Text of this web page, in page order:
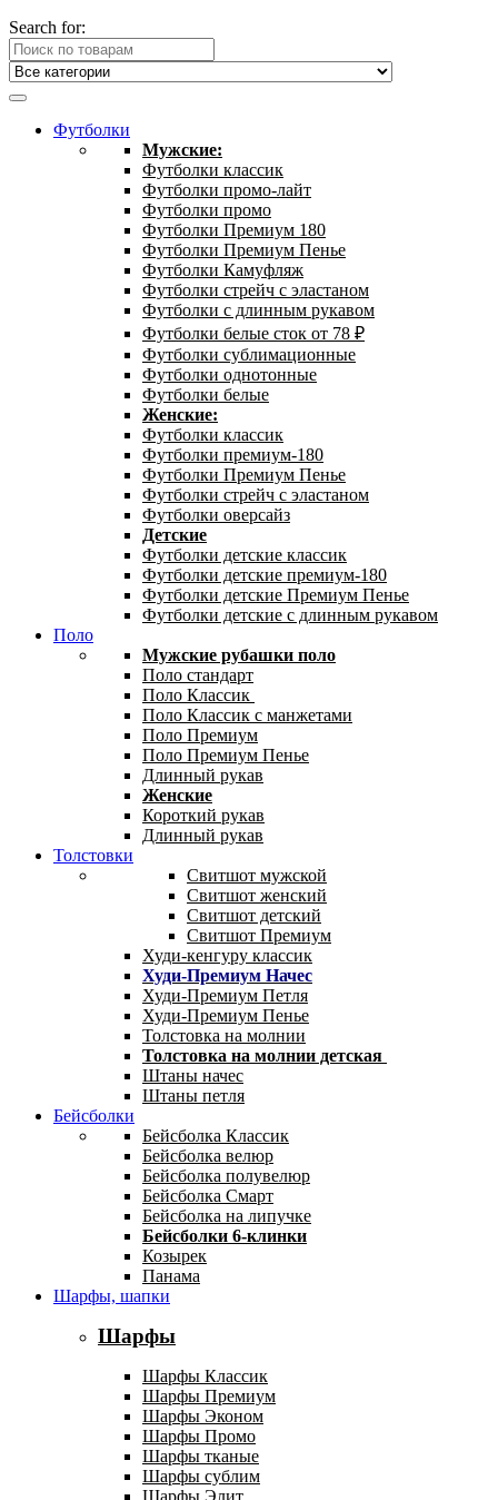
Search for:
Футболки
Мужские:
Футболки классик
Футболки промо-лайт
Футболки промо
Футболки Премиум 180
Футболки Премиум Пенье
Футболки Камуфляж
Футболки стрейч с эластаном
Футболки с длинным рукавом
Футболки белые сток от 78 ₽
Футболки сублимационные
Футболки однотонные
Футболки белые
Женские:
Футболки классик
Футболки премиум-180
Футболки Премиум Пенье
Футболки стрейч с эластаном
Футболки оверсайз
Детские
Футболки детские классик
Футболки детские премиум-180
Футболки детские Премиум Пенье
Футболки детские с длинным рукавом
Поло
Мужские рубашки поло
Поло стандарт
Поло Классик
Поло Классик с манжетами
Поло Премиум
Поло Премиум Пенье
Длинный рукав
Женские
Короткий рукав
Длинный рукав
Толстовки
Свитшот мужской
Свитшот женский
Свитшот детский
Свитшот Премиум
Худи-кенгуру классик
Худи-Премиум Начес
Худи-Премиум Петля
Худи-Премиум Пенье
Толстовка на молнии
Толстовка на молнии детская
Штаны начес
Штаны петля
Бейсболки
Бейсболка Классик
Бейсболка велюр
Бейсболка полувелюр
Бейсболка Смарт
Бейсболка на липучке
Бейсболки 6-клинки
Козырек
Панама
Шарфы, шапки
Шарфы
Шарфы Классик
Шарфы Премиум
Шарфы Эконом
Шарфы Промо
Шарфы тканые
Шарфы сублим
Шарфы Элит